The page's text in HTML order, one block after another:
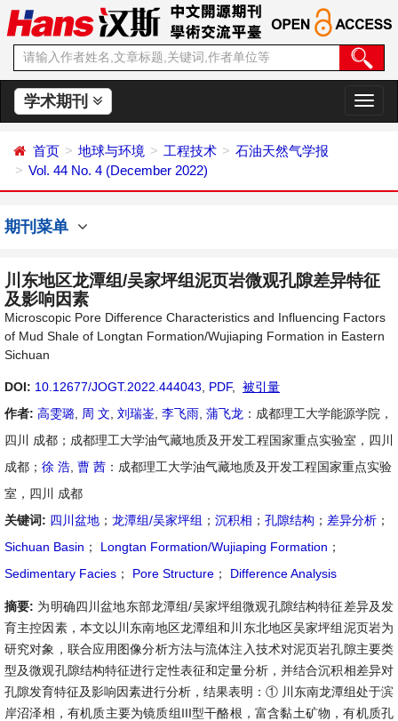
学术期刊
切
换
首页 地球与环境 工程技术
石油天然气学报
Vol. 44 No. 4 (December 2022)
期刊菜单
川东地区龙潭组/吴家坪组泥页岩微观孔隙差异特征
及影响因素
Microscopic Pore Difference Characteristics and Influencing Factors
of Mud Shale of Longtan Formation/Wujiaping Formation in Eastern
Sichuan
DOI: 10.12677/JOGT.2022.444043 PDF,
被引量
作者: 高雯璐 周 文 刘瑞崟 李飞雨 蒲飞龙 ：成都理工大学能源学院，
四川 成都；成都理工大学油气藏地质及开发工程国家重点实验室，四川
成都； 徐 浩 曹 茜 ：成都理工大学油气藏地质及开发工程国家重点实验
室，四川 成都
关键词: 四川盆地 ； 龙潭组/吴家坪组 ； 沉积相 ； 孔隙结构 ； 差异分析 ；
Sichuan Basin ； Longtan Formation/Wujiaping Formation ；
Sedimentary Facies ； Pore Structure ； Difference Analysis
摘要: 为明确四川盆地东部龙潭组/吴家坪组微观孔隙结构特征差异及发
育主控因素，本文以川东南地区龙潭组和川东北地区吴家坪组泥页岩为
研究对象，联合应用图像分析方法与流体注入技术对泥页岩孔隙主要类
型及微观孔隙结构特征进行定性表征和定量分析，并结合沉积相差异对
孔隙发育特征及影响因素进行分析，结果表明：① 川东南龙潭组处于滨
岸沼泽相，有机质主要为镜质组III型干酪根，富含黏土矿物，有机质孔